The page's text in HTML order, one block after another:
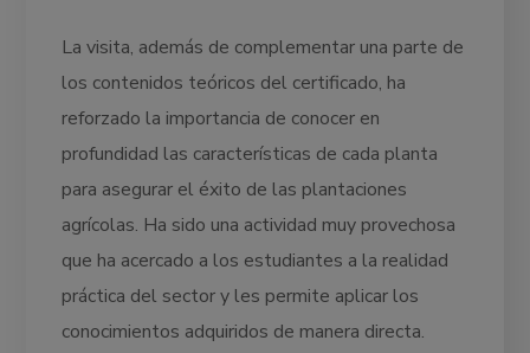
La visita, además de complementar una parte de
los contenidos teóricos del certificado, ha
reforzado la importancia de conocer en
profundidad las características de cada planta
para asegurar el éxito de las plantaciones
agrícolas. Ha sido una actividad muy provechosa
que ha acercado a los estudiantes a la realidad
práctica del sector y les permite aplicar los
conocimientos adquiridos de manera directa.